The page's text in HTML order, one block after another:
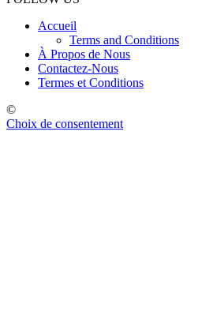
Accueil
Terms and Conditions
À Propos de Nous
Contactez-Nous
Termes et Conditions
©
Choix de consentement